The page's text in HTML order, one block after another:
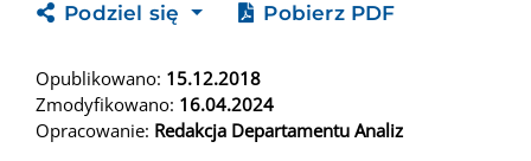
Podziel się Pobierz PDF
Opublikowano: 15.12.2018
Zmodyfikowano: 16.04.2024
Opracowanie: Redakcja Departamentu Analiz